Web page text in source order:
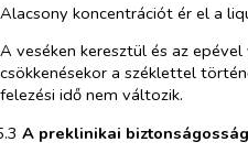
Alacsony koncentrációt ér el a
A veséken keresztül és az
csökkenésekor a széklettel
felezési idő nem változik.
A preklinikai